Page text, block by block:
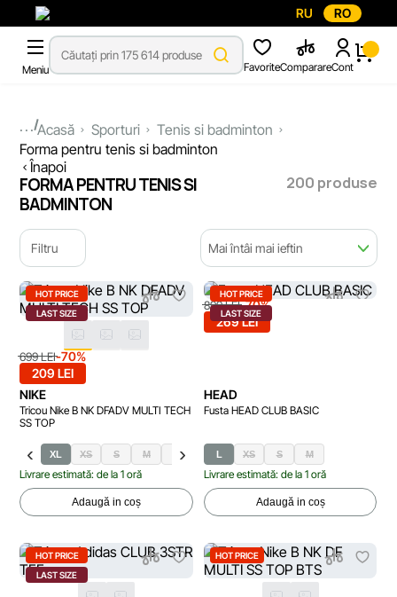
RU RO
Meniu FavoriteComparareCont
...Acasă Sporturi
Tenis si badminton
Forma pentru tenis si badminton
Înapoi
FORMA PENTRU TENIS SI
BADMINTON
200 produse
Filtru Mai întâi mai ieftin
HOT PRICE
LAST SIZE
699 LEI-70%
209 LEI
NIKE
Tricou Nike B NK DFADV MULTI TECH
SS TOP
XL XS S M
Livrare estimată: de la 1 oră
Adaugă in coș
HOT PRICE
LAST SIZE
899 LEI-70%
269 LEI
HEAD
Fusta HEAD CLUB BASIC
L XS S M
Livrare estimată: de la 1 oră
Adaugă in coș
HOT PRICE
LAST SIZE
HOT PRICE